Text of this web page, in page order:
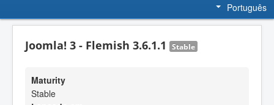
Português
Joomla! 3 - Flemish 3.6.1.1 Stable
Maturity
Stable